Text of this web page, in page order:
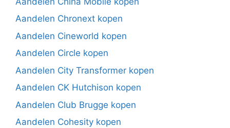
Aandelen Chronext kopen
Aandelen Cineworld kopen
Aandelen Circle kopen
Aandelen City Transformer kopen
Aandelen CK Hutchison kopen
Aandelen Club Brugge kopen
Aandelen Cohesity kopen